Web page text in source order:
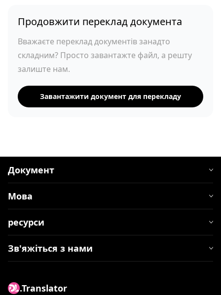
Продовжити переклад документа
Вважаєте переклад документів занадто
складним? Просто завантажте файл, а решту
залиште нам.
Завантажити документ для перекладу
Документ
Мова
ресурси
Зв'яжіться з нами
.Translator